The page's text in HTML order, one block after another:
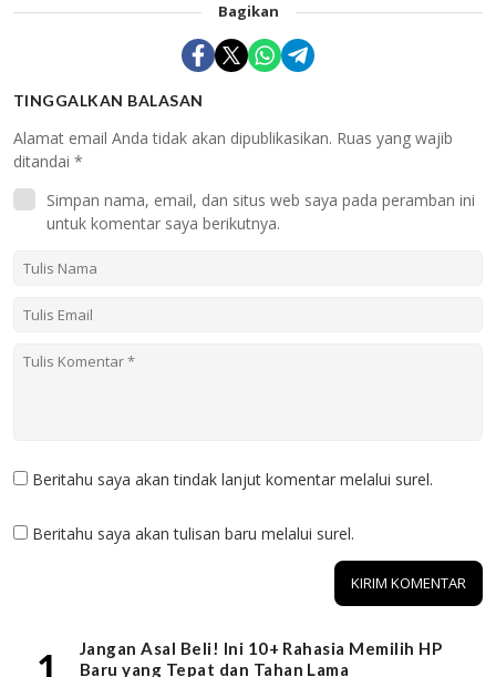
Bagikan
TINGGALKAN BALASAN
Alamat email Anda tidak akan dipublikasikan. Ruas yang wajib
ditandai *
Simpan nama, email, dan situs web saya pada peramban ini
untuk komentar saya berikutnya.
Beritahu saya akan tindak lanjut komentar melalui surel.
Beritahu saya akan tulisan baru melalui surel.
1
Jangan Asal Beli! Ini 10+ Rahasia Memilih HP
Baru yang Tepat dan Tahan Lama